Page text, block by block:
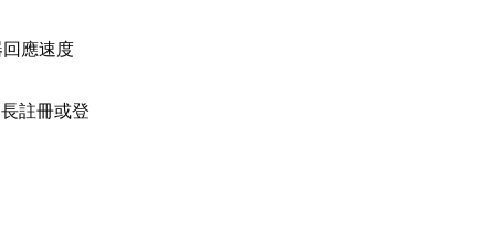
應速度
註冊或登